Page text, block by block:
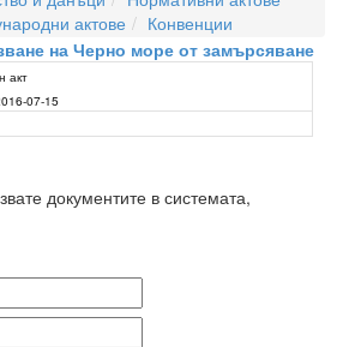
актове
Конвенции
на Черно море от замърсяване
акт
07-15
документите в системата,